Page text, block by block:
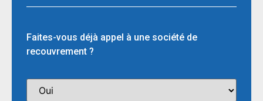
Faites-vous déjà appel à une société de
recouvrement ?